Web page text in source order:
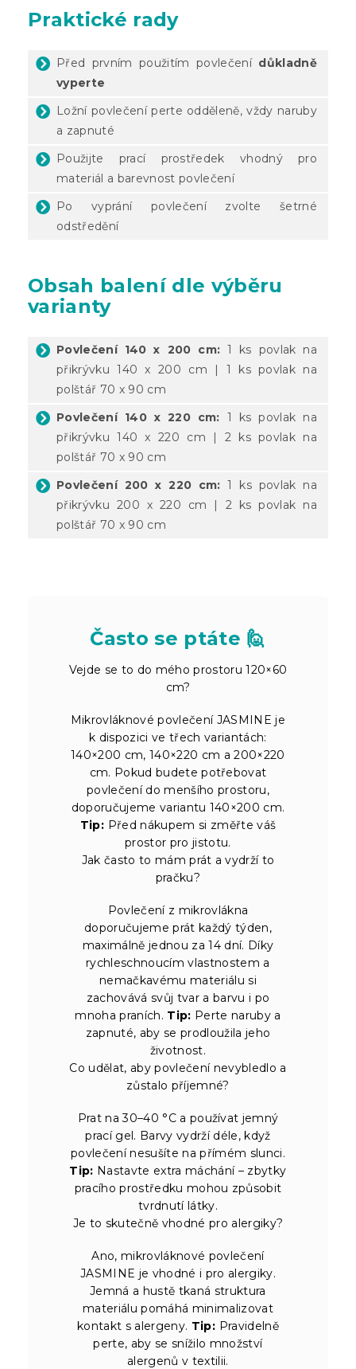
Praktické rady
Před prvním použitím povlečení důkladně
vyperte
Ložní povlečení perte odděleně, vždy naruby
a zapnuté
Použijte prací prostředek vhodný pro
materiál a barevnost povlečení
Po vyprání povlečení zvolte šetrné
odstředění
Obsah balení dle výběru
varianty
Povlečení 140 x 200 cm: 1 ks povlak na
přikrývku 140 x 200 cm | 1 ks povlak na
polštář 70 x 90 cm
Povlečení 140 x 220 cm: 1 ks povlak na
přikrývku 140 x 220 cm | 2 ks povlak na
polštář 70 x 90 cm
Povlečení 200 x 220 cm: 1 ks povlak na
přikrývku 200 x 220 cm | 2 ks povlak na
polštář 70 x 90 cm
Často se ptáte 🙋
Vejde se to do mého prostoru 120×60
cm?
Mikrovláknové povlečení JASMINE je
k dispozici ve třech variantách:
140×200 cm, 140×220 cm a 200×220
cm. Pokud budete potřebovat
povlečení do menšího prostoru,
doporučujeme variantu 140×200 cm.
Tip: Před nákupem si změřte váš
prostor pro jistotu.
Jak často to mám prát a vydrží to
pračku?
Povlečení z mikrovlákna
doporučujeme prát každý týden,
maximálně jednou za 14 dní. Díky
rychleschnoucím vlastnostem a
nemačkavému materiálu si
zachovává svůj tvar a barvu i po
mnoha praních. Tip: Perte naruby a
zapnuté, aby se prodloužila jeho
životnost.
Co udělat, aby povlečení nevybledlo a
zůstalo příjemné?
Prat na 30–40 °C a používat jemný
prací gel. Barvy vydrží déle, když
povlečení nesušíte na přímém slunci.
Tip: Nastavte extra máchání – zbytky
pracího prostředku mohou způsobit
tvrdnutí látky.
Je to skutečně vhodné pro alergiky?
Ano, mikrovláknové povlečení
JASMINE je vhodné i pro alergiky.
Jemná a hustě tkaná struktura
materiálu pomáhá minimalizovat
kontakt s alergeny. Tip: Pravidelně
perte, aby se snížilo množství
alergenů v textilii.